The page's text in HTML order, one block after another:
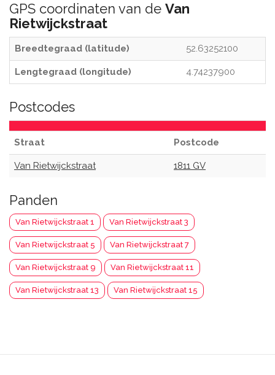
GPS coordinaten van de Van
Rietwijckstraat
Breedtegraad (latitude) 52.63252100
Lengtegraad (longitude) 4.74237900
Postcodes
Straat Postcode
Van Rietwijckstraat 1811 GV
Panden
Van Rietwijckstraat 1 Van Rietwijckstraat 3
Van Rietwijckstraat 5 Van Rietwijckstraat 7
Van Rietwijckstraat 9 Van Rietwijckstraat 11
Van Rietwijckstraat 13 Van Rietwijckstraat 15